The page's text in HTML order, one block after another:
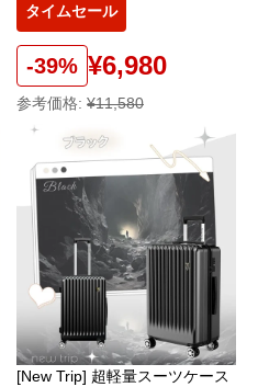
タイムセール
-39% ¥6,980
参考価格: ¥11,580
[New Trip] 超軽量スーツケース